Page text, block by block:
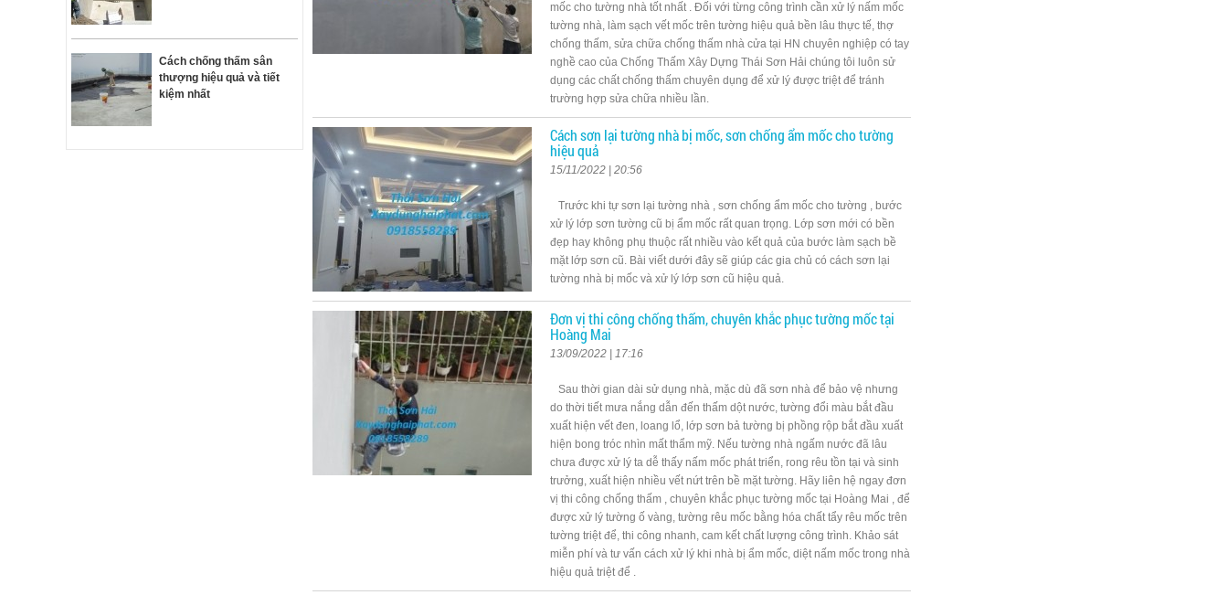
Cách chống thấm sân
thượng hiệu quả và tiết
kiệm nhất
mốc cho tường nhà tốt nhất . Đối với từng công trình cần xử lý nấm mốc
tường nhà, làm sạch vết mốc trên tường hiệu quả bền lâu thực tế, thợ
chống thấm, sửa chữa chống thấm nhà cửa tại HN chuyên nghiệp có tay
nghề cao của Chống Thấm Xây Dựng Thái Sơn Hải chúng tôi luôn sử
dụng các chất chống thấm chuyên dụng để xử lý được triệt để tránh
trường hợp sửa chữa nhiều lần.
Cách sơn lại tường nhà bị mốc, sơn chống ẩm mốc cho tường
hiệu quả
15/11/2022 | 20:56
Trước khi tự sơn lại tường nhà , sơn chống ẩm mốc cho tường , bước
xử lý lớp sơn tường cũ bị ẩm mốc rất quan trọng. Lớp sơn mới có bền
đẹp hay không phụ thuộc rất nhiều vào kết quả của bước làm sạch bề
mặt lớp sơn cũ. Bài viết dưới đây sẽ giúp các gia chủ có cách sơn lại
tường nhà bị mốc và xử lý lớp sơn cũ hiệu quả.
Đơn vị thi công chống thấm, chuyên khắc phục tường mốc tại
Hoàng Mai
13/09/2022 | 17:16
Sau thời gian dài sử dụng nhà, mặc dù đã sơn nhà để bảo vệ nhưng
do thời tiết mưa nắng dẫn đến thấm dột nước, tường đổi màu bắt đầu
xuất hiện vết đen, loang lổ, lớp sơn bả tường bị phồng rộp bắt đầu xuất
hiện bong tróc nhìn mất thẩm mỹ. Nếu tường nhà ngấm nước đã lâu
chưa được xử lý ta dễ thấy nấm mốc phát triển, rong rêu tồn tại và sinh
trưởng, xuất hiện nhiều vết nứt trên bề mặt tường. Hãy liên hệ ngay đơn
vị thi công chống thấm , chuyên khắc phục tường mốc tại Hoàng Mai , để
được xử lý tường ố vàng, tường rêu mốc bằng hóa chất tẩy rêu mốc trên
tường triệt để, thi công nhanh, cam kết chất lượng công trình. Khảo sát
miễn phí và tư vấn cách xử lý khi nhà bị ẩm mốc, diệt nấm mốc trong nhà
hiệu quả triệt để .